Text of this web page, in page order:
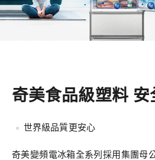
奇美食品級塑料 安
世界級品質更安心
奇美變頻電冰箱全系列採用集團母